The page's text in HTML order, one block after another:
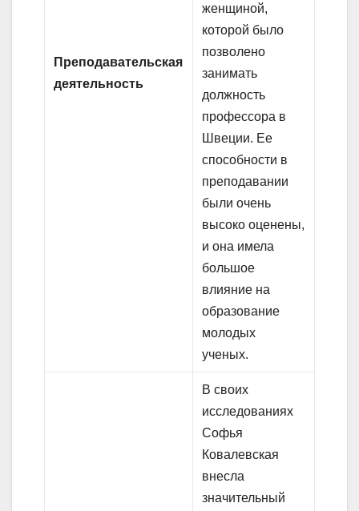
Преподавательская
деятельность
женщиной,
которой было
позволено
занимать
должность
профессора в
Швеции. Ее
способности в
преподавании
были очень
высоко оценены,
и она имела
большое
влияние на
образование
молодых
ученых.
В своих
исследованиях
Софья
Ковалевская
внесла
значительный